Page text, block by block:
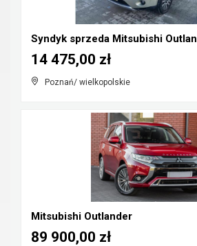
Syndyk sprzeda Mitsubishi
Poznań/ wielkopolskie
14 475,00 zł
Mitsubishi Outlander
89 900,00 zł